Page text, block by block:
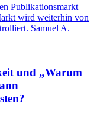
Publikationsmarkt
wird weiterhin von
Samuel A.
und „Warum